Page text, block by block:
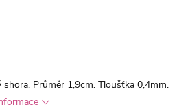
Průměr 1,9cm. Tloušťka 0,4mm.